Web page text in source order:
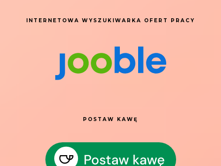
INTERNETOWA WYSZUKIWARKA OFERT PRACY
POSTAW KAWĘ